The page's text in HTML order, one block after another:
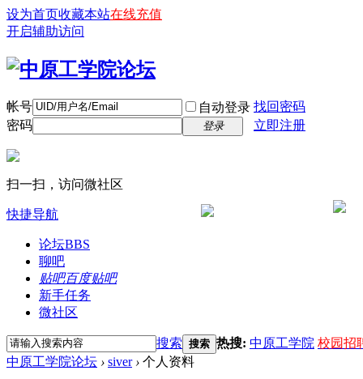
设为首页收藏本站在线充值
开启辅助访问
帐号 自动登录 找回密码
密码
登录 立即注册
扫一扫，访问微社区
快捷导航
论坛BBS
聊吧
贴吧百度贴吧
新手任务
微社区
搜索 搜索 热搜: 中原工学院 校园招
中原工学院论坛 › siver › 个人资料